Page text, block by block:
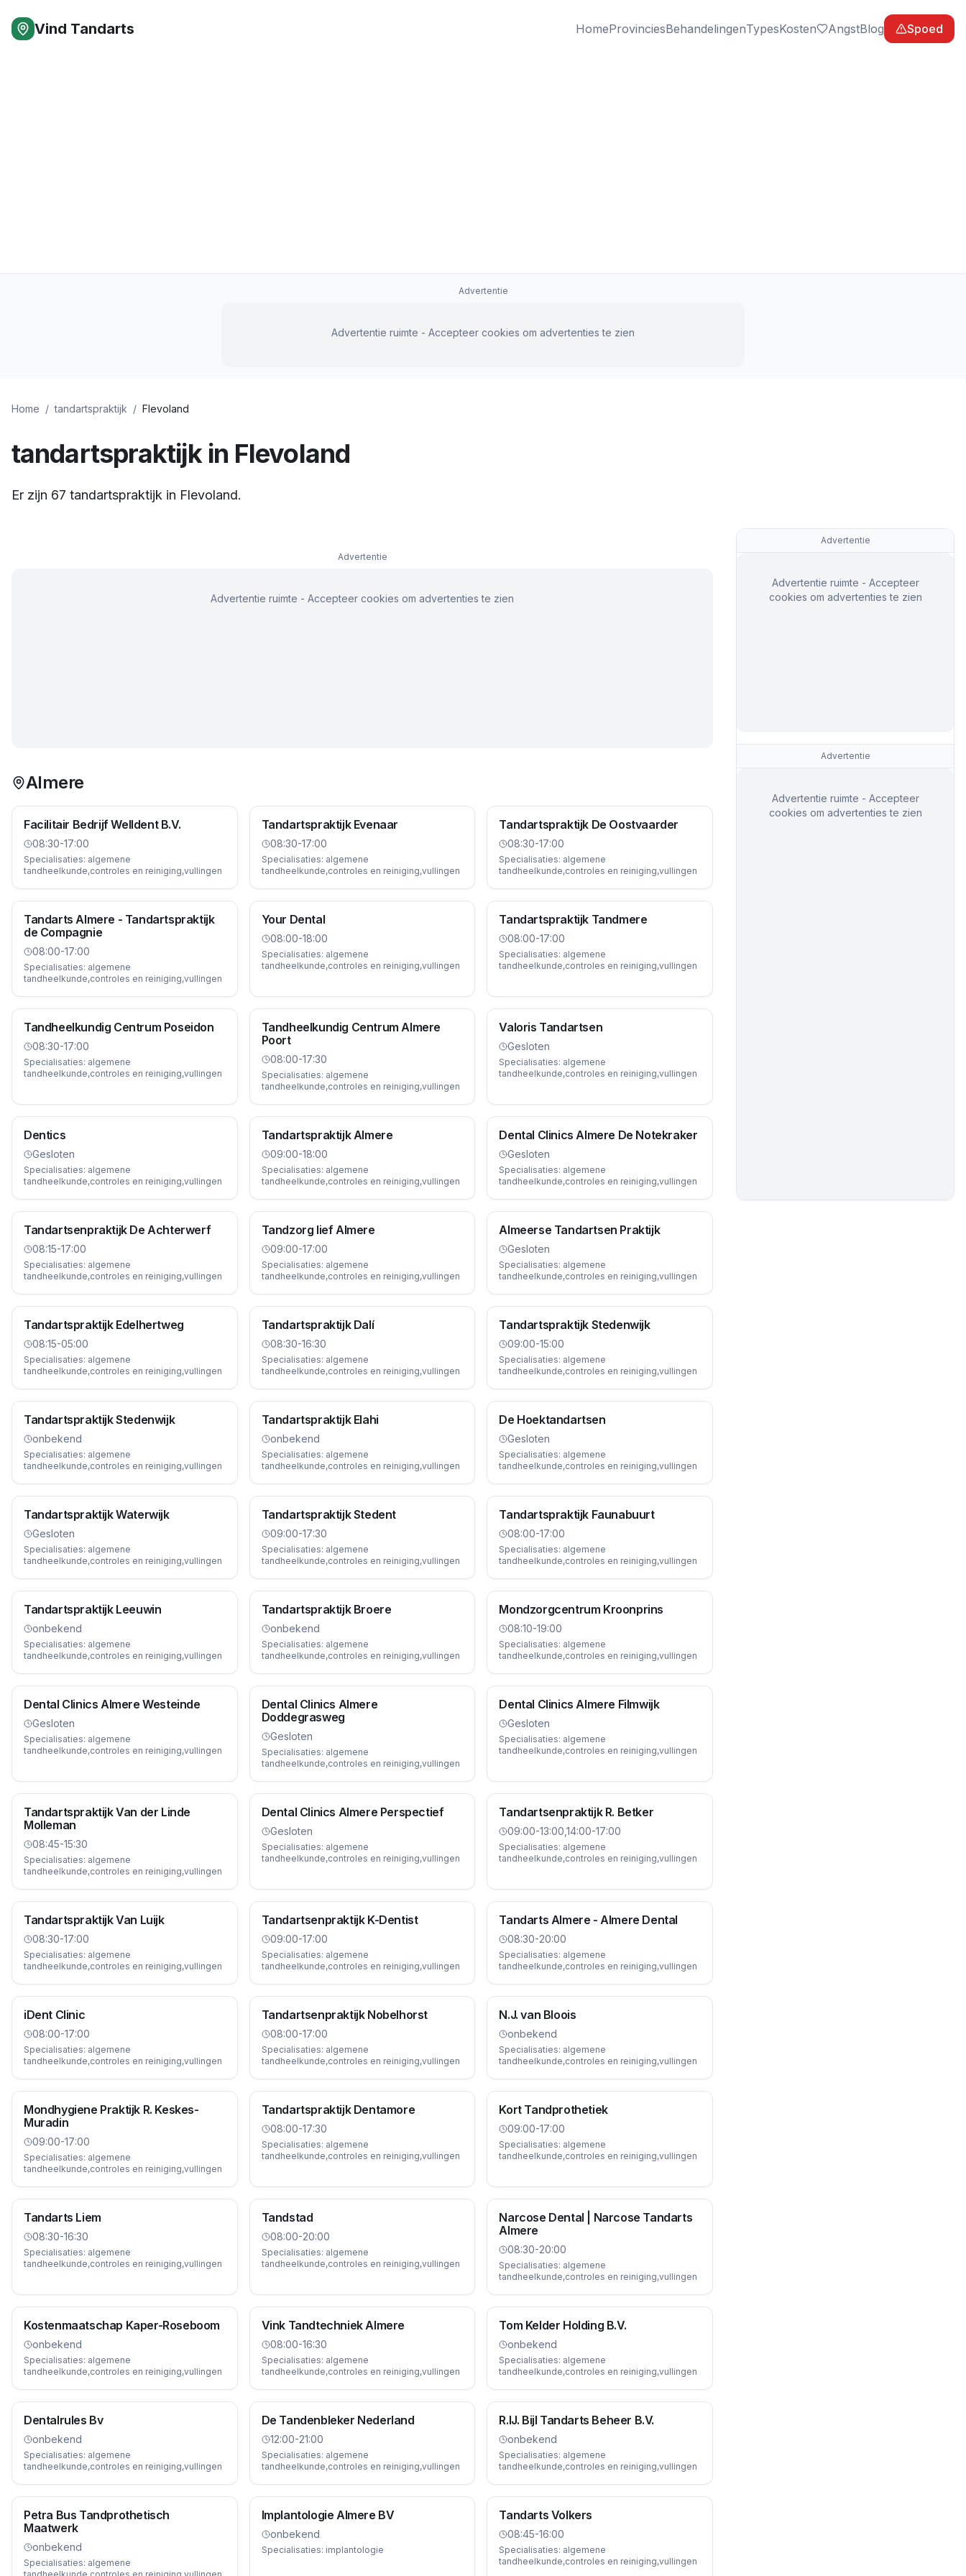
Vind Tandarts HomeProvinciesBehandelingenTypesKosten AngstBlog Spoed
Advertentie
Advertentie ruimte - Accepteer cookies om advertenties te zien
Home / tandartspraktijk / Flevoland
tandartspraktijkin Flevoland
Er zijn 67 tandartspraktijk in Flevoland.
Advertentie
Advertentie ruimte - Accepteer cookies om advertenties te zien
Almere
Facilitair Bedrijf Welldent B.V.
08:30-17:00
Specialisaties: algemene
tandheelkunde,controles en reiniging,vullingen
Tandartspraktijk Evenaar
08:30-17:00
Specialisaties: algemene
tandheelkunde,controles en reiniging,vullingen
Tandartspraktijk De Oostvaarder
08:30-17:00
Specialisaties: algemene
tandheelkunde,controles en reiniging,vullingen
Tandarts Almere - Tandartspraktijk
de Compagnie
08:00-17:00
Specialisaties: algemene
tandheelkunde,controles en reiniging,vullingen
Your Dental
08:00-18:00
Specialisaties: algemene
tandheelkunde,controles en reiniging,vullingen
Tandartspraktijk Tandmere
08:00-17:00
Specialisaties: algemene
tandheelkunde,controles en reiniging,vullingen
Tandheelkundig Centrum Poseidon
08:30-17:00
Specialisaties: algemene
tandheelkunde,controles en reiniging,vullingen
Tandheelkundig Centrum Almere
Poort
08:00-17:30
Specialisaties: algemene
tandheelkunde,controles en reiniging,vullingen
Valoris Tandartsen
Gesloten
Specialisaties: algemene
tandheelkunde,controles en reiniging,vullingen
Dentics
Gesloten
Specialisaties: algemene
tandheelkunde,controles en reiniging,vullingen
Tandartspraktijk Almere
09:00-18:00
Specialisaties: algemene
tandheelkunde,controles en reiniging,vullingen
Dental Clinics Almere De Notekraker
Gesloten
Specialisaties: algemene
tandheelkunde,controles en reiniging,vullingen
Tandartsenpraktijk De Achterwerf
08:15-17:00
Specialisaties: algemene
tandheelkunde,controles en reiniging,vullingen
Tandzorg lief Almere
09:00-17:00
Specialisaties: algemene
tandheelkunde,controles en reiniging,vullingen
Almeerse Tandartsen Praktijk
Gesloten
Specialisaties: algemene
tandheelkunde,controles en reiniging,vullingen
Tandartspraktijk Edelhertweg
08:15-05:00
Specialisaties: algemene
tandheelkunde,controles en reiniging,vullingen
Tandartspraktijk Dalí
08:30-16:30
Specialisaties: algemene
tandheelkunde,controles en reiniging,vullingen
Tandartspraktijk Stedenwijk
09:00-15:00
Specialisaties: algemene
tandheelkunde,controles en reiniging,vullingen
Tandartspraktijk Stedenwijk
onbekend
Specialisaties: algemene
tandheelkunde,controles en reiniging,vullingen
Tandartspraktijk Elahi
onbekend
Specialisaties: algemene
tandheelkunde,controles en reiniging,vullingen
De Hoektandartsen
Gesloten
Specialisaties: algemene
tandheelkunde,controles en reiniging,vullingen
Tandartspraktijk Waterwijk
Gesloten
Specialisaties: algemene
tandheelkunde,controles en reiniging,vullingen
Tandartspraktijk Stedent
09:00-17:30
Specialisaties: algemene
tandheelkunde,controles en reiniging,vullingen
Tandartspraktijk Faunabuurt
08:00-17:00
Specialisaties: algemene
tandheelkunde,controles en reiniging,vullingen
Tandartspraktijk Leeuwin
onbekend
Specialisaties: algemene
tandheelkunde,controles en reiniging,vullingen
Tandartspraktijk Broere
onbekend
Specialisaties: algemene
tandheelkunde,controles en reiniging,vullingen
Mondzorgcentrum Kroonprins
08:10-19:00
Specialisaties: algemene
tandheelkunde,controles en reiniging,vullingen
Dental Clinics Almere Westeinde
Gesloten
Specialisaties: algemene
tandheelkunde,controles en reiniging,vullingen
Dental Clinics Almere
Doddegrasweg
Gesloten
Specialisaties: algemene
tandheelkunde,controles en reiniging,vullingen
Dental Clinics Almere Filmwijk
Gesloten
Specialisaties: algemene
tandheelkunde,controles en reiniging,vullingen
Tandartspraktijk Van der Linde
Molleman
08:45-15:30
Specialisaties: algemene
tandheelkunde,controles en reiniging,vullingen
Dental Clinics Almere Perspectief
Gesloten
Specialisaties: algemene
tandheelkunde,controles en reiniging,vullingen
Tandartsenpraktijk R. Betker
09:00-13:00,14:00-17:00
Specialisaties: algemene
tandheelkunde,controles en reiniging,vullingen
Tandartspraktijk Van Luijk
08:30-17:00
Specialisaties: algemene
tandheelkunde,controles en reiniging,vullingen
Tandartsenpraktijk K-Dentist
09:00-17:00
Specialisaties: algemene
tandheelkunde,controles en reiniging,vullingen
Tandarts Almere - Almere Dental
08:30-20:00
Specialisaties: algemene
tandheelkunde,controles en reiniging,vullingen
iDent Clinic
08:00-17:00
Specialisaties: algemene
tandheelkunde,controles en reiniging,vullingen
Tandartsenpraktijk Nobelhorst
08:00-17:00
Specialisaties: algemene
tandheelkunde,controles en reiniging,vullingen
N.J. van Bloois
onbekend
Specialisaties: algemene
tandheelkunde,controles en reiniging,vullingen
Mondhygiene Praktijk R. Keskes-
Muradin
09:00-17:00
Specialisaties: algemene
tandheelkunde,controles en reiniging,vullingen
Tandartspraktijk Dentamore
08:00-17:30
Specialisaties: algemene
tandheelkunde,controles en reiniging,vullingen
Kort Tandprothetiek
09:00-17:00
Specialisaties: algemene
tandheelkunde,controles en reiniging,vullingen
Tandarts Liem
08:30-16:30
Specialisaties: algemene
tandheelkunde,controles en reiniging,vullingen
Tandstad
08:00-20:00
Specialisaties: algemene
tandheelkunde,controles en reiniging,vullingen
Narcose Dental | Narcose Tandarts
Almere
08:30-20:00
Specialisaties: algemene
tandheelkunde,controles en reiniging,vullingen
Kostenmaatschap Kaper-Roseboom
onbekend
Specialisaties: algemene
tandheelkunde,controles en reiniging,vullingen
Vink Tandtechniek Almere
08:00-16:30
Specialisaties: algemene
tandheelkunde,controles en reiniging,vullingen
Tom Kelder Holding B.V.
onbekend
Specialisaties: algemene
tandheelkunde,controles en reiniging,vullingen
Dentalrules Bv
onbekend
Specialisaties: algemene
tandheelkunde,controles en reiniging,vullingen
De Tandenbleker Nederland
12:00-21:00
Specialisaties: algemene
tandheelkunde,controles en reiniging,vullingen
R.IJ. Bijl Tandarts Beheer B.V.
onbekend
Specialisaties: algemene
tandheelkunde,controles en reiniging,vullingen
Petra Bus Tandprothetisch
Maatwerk
onbekend
Specialisaties: algemene
Implantologie Almere BV
onbekend
Specialisaties: implantologie
Tandarts Volkers
08:45-16:00
Specialisaties: algemene
tandheelkunde,controles en reiniging,vullingen
Advertentie
Advertentie ruimte - Accepteer
cookies om advertenties te zien
Advertentie
Advertentie ruimte - Accepteer
cookies om advertenties te zien